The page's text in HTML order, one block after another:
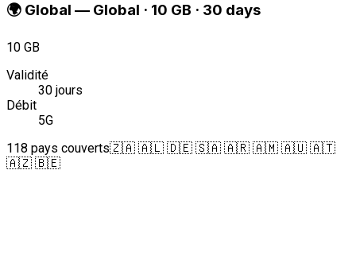
🌍 Global — Global · 10 GB · 30 days
10 GB
Validité
30 jours
Débit
5G
118 pays couverts🇿🇦 🇦🇱 🇩🇪 🇸🇦 🇦🇷 🇦🇲 🇦🇺 🇦🇹
🇦🇿 🇧🇪